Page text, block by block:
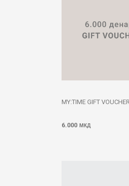
MY:TIME GIFT VOUCHER
6.000 МКД